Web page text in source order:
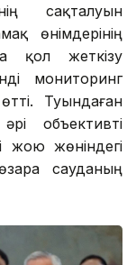
сақталуын
өнімдерінің
қол жеткізу
мониторинг
Туындаған
объективті
жою жөніндегі
сауданың